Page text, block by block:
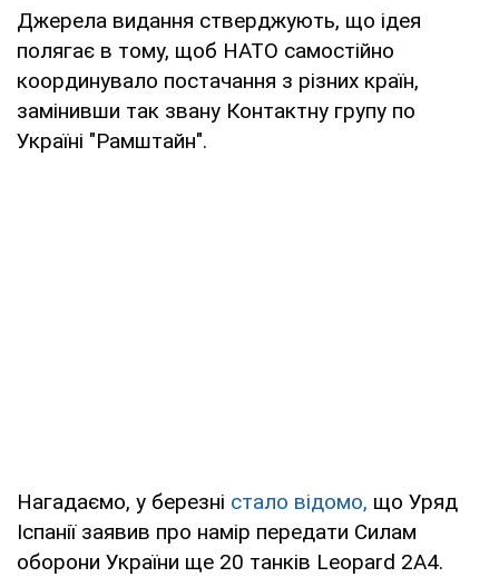
Джерела видання стверджують, що ідея
полягає в тому, щоб НАТО самостійно
координувало постачання з різних країн,
замінивши так звану Контактну групу по
Україні "Рамштайн".
Нагадаємо, у березні стало відомо, що Уряд
Іспанії заявив про намір передати Силам
оборони України ще 20 танків Leopard 2A4.